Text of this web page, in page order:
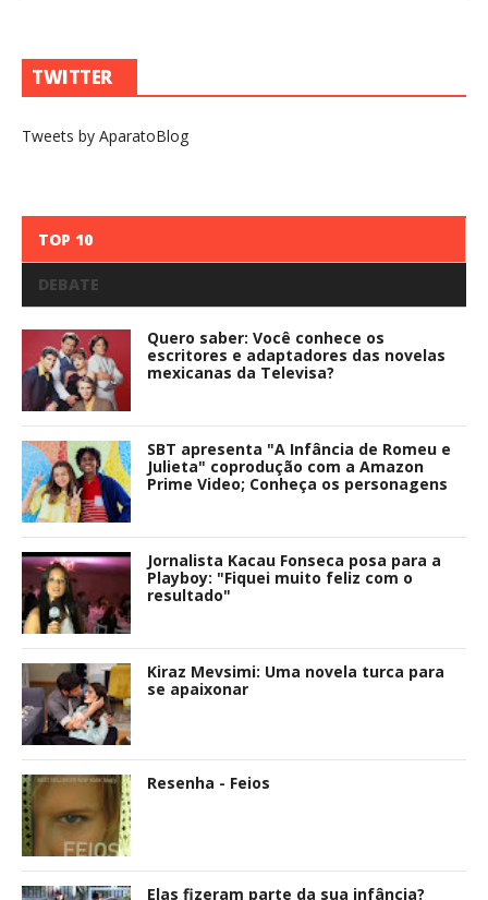
TWITTER
Tweets by AparatoBlog
TOP 10
DEBATE
Quero saber: Você conhece os
escritores e adaptadores das novelas
mexicanas da Televisa?
SBT apresenta "A Infância de Romeu e
Julieta" coprodução com a Amazon
Prime Video; Conheça os personagens
Jornalista Kacau Fonseca posa para a
Playboy: "Fiquei muito feliz com o
resultado"
Kiraz Mevsimi: Uma novela turca para
se apaixonar
Resenha - Feios
Elas fizeram parte da sua infância?